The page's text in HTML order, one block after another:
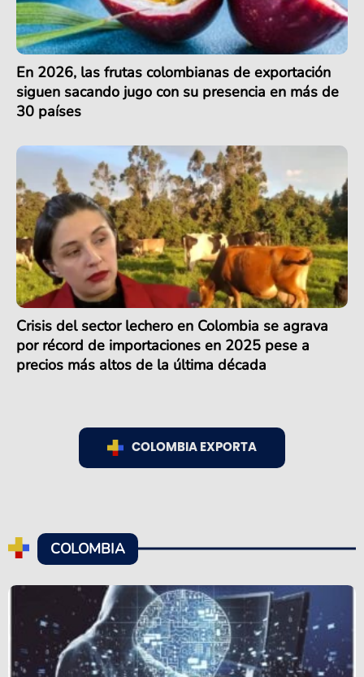
En 2026, las frutas colombianas de exportación
siguen sacando jugo con su presencia en más de
30 países
Crisis del sector lechero en Colombia se agrava
por récord de importaciones en 2025 pese a
precios más altos de la última década
COLOMBIA EXPORTA
COLOMBIA